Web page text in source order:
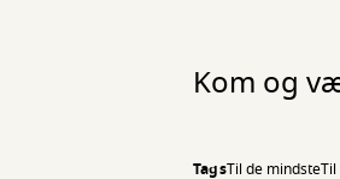
Kom og
TagsTil de mindste